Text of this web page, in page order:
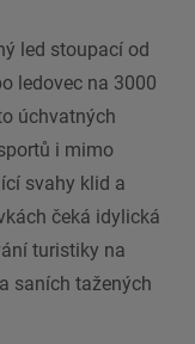
led stoupací od
ledovec na 3000
úchvatných
i mimo
svahy klid a
čeká idylická
turistiky na
saních tažených